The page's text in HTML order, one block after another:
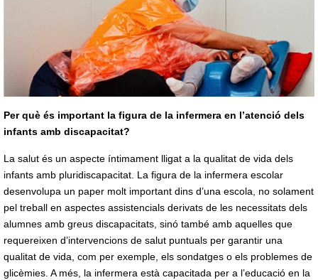
Per què és important la figura de la infermera en l’atenció dels
infants amb discapacitat?
La salut és un aspecte íntimament lligat a la qualitat de vida dels
infants amb pluridiscapacitat. La figura de la infermera escolar
desenvolupa un paper molt important dins d’una escola, no solament
pel treball en aspectes assistencials derivats de les necessitats dels
alumnes amb greus discapacitats, sinó també amb aquelles que
requereixen d’intervencions de salut puntuals per garantir una
qualitat de vida, com per exemple, els sondatges o els problemes de
glicèmies. A més, la infermera està capacitada per a l’educació en la